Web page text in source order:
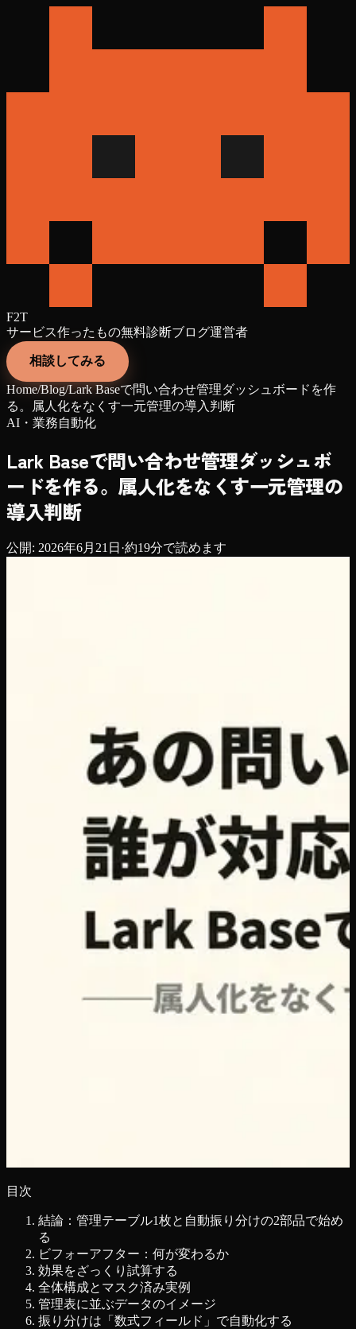
F2T
サービス作ったもの無料診断ブログ運営者
相談してみる
Home/Blog/Lark Baseで問い合わせ管理ダッシュボードを作
る。属人化をなくす一元管理の導入判断
AI・業務自動化
Lark Baseで問い合わせ管理ダッシュボ
ードを作る。属人化をなくす一元管理の
導入判断
公開: 2026年6月21日 ·約19分で読めます
目次
結論：管理テーブル1枚と自動振り分けの2部品で始め
る
ビフォーアフター：何が変わるか
効果をざっくり試算する
全体構成とマスク済み実例
管理表に並ぶデータのイメージ
振り分けは「数式フィールド」で自動化する